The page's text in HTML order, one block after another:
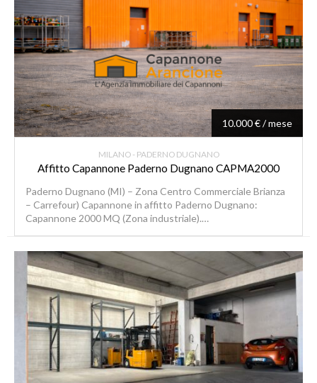
10.000 € / mese
MILANO - PADERNO DUGNANO
Affitto Capannone Paderno Dugnano CAPMA2000
Paderno Dugnano (MI) – Zona Centro Commerciale Brianza
– Carrefour) Capannone in affitto Paderno Dugnano:
Capannone 2000 MQ (Zona industriale).…